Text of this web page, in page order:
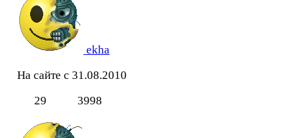
ekha
На сайте с 31.08.2010
29
3998